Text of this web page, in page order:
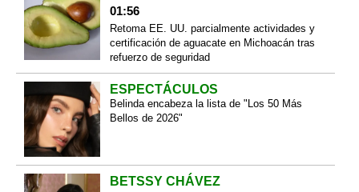
01:56
Retoma EE. UU. parcialmente actividades y
certificación de aguacate en Michoacán tras
refuerzo de seguridad
ESPECTÁCULOS
Belinda encabeza la lista de "Los 50 Más
Bellos de 2026"
BETSSY CHÁVEZ